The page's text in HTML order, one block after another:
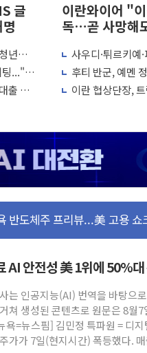
글
년주
팅..."청
6억
이란와이어 "
독…곧 사망해
사우디·튀르키예
협정' 체결… 수
협력 구도
후티 반군, 예멘
격… 위기 고조되
이란 협상단장,
예상 밖 부진에 연준 금리 인
꺾이나…고용 감소에 9월 동
파 3국, '공동방위협정' 체결
관 무도회장 공사 중단 명령…
출항 '하르그섬', 최근 1주일
화 장중 급등…시장은 "또 개
반도체주 프리뷰...美 고용
고용 쇼크에 금리 인상 우
2만3000명 감소 '쇼크'…9월
파 3개국, 공동방위협정 체결
징주...아틀라시안·클라우
MOU… "6·25 미군 실종자
야"…파월 때와 달리 워시엔
항시 정책특보 내정설...포
AI 안전성 美 1위에 50%
는 인공지능(AI) 번역을 바탕으
쳐 생성된 콘텐츠로 원문은 8월
욕=뉴스핌] 김민정 특파원 = 디
가가 7일(현지시간) 폭등했다.